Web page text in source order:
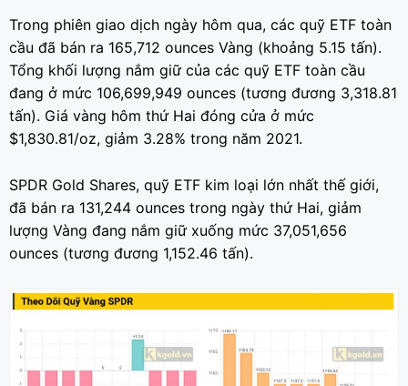
Trong phiên giao dịch ngày hôm qua, các quỹ ETF toàn
cầu đã bán ra 165,712 ounces Vàng (khoảng 5.15 tấn).
Tổng khối lượng nắm giữ của các quỹ ETF toàn cầu
đang ở mức 106,699,949 ounces (tương đương 3,318.81
tấn). Giá vàng hôm thứ Hai đóng cửa ở mức
$1,830.81/oz, giảm 3.28% trong năm 2021.
SPDR Gold Shares, quỹ ETF kim loại lớn nhất thế giới,
đã bán ra 131,244 ounces trong ngày thứ Hai, giảm
lượng Vàng đang nắm giữ xuống mức 37,051,656
ounces (tương đương 1,152.46 tấn).